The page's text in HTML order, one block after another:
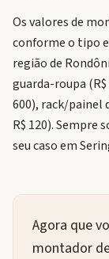
Os valores de
conforme o tipo
região de
guarda-roupa (R$
600), rack/painel
R$ 120).
seu caso em
Agora que
montador